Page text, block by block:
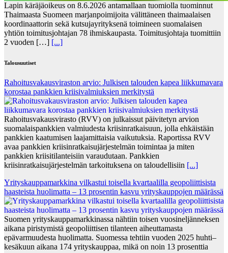
Lapin käräjäoikeus on 8.6.2026 antamallaan tuomiolla tuominnut
Thaimaasta Suomeen marjanpoimijoita välittäneen thaimaalaisen
koordinaattorin sekä kutsujayrityksenä toimineen suomalaisen
yhtiön toimitusjohtajan 78 ihmiskaupasta. Toimitusjohtaja tuomittiin
2 vuoden […] [...]
Talousuutiset
Rahoitusvakausviraston arvio: Julkisen talouden kapea liikkumavara
korostaa pankkien kriisivalmiuksien merkitystä
Rahoitusvakausvirasto (RVV) on julkaissut päivitetyn arvion
suomalaispankkien valmiudesta kriisinratkaisuun, jolla ehkäistään
pankkien kaatumisen laajamittaisia vaikutuksia. Raportissa RVV
avaa pankkien kriisinratkaisujärjestelmän toimintaa ja miten
pankkien kriisitilanteisiin varaudutaan. Pankkien
kriisinratkaisujärjestelmän tarkoituksena on taloudellisiin [...]
Yrityskauppamarkkina vilkastui toisella kvartaalilla geopoliittisista
haasteista huolimatta – 13 prosentin kasvu yrityskauppojen määrässä
Suomen yrityskauppamarkkinassa nähtiin toisen vuosineljänneksen
aikana piristymistä geopoliittisen tilanteen aiheuttamasta
epävarmuudesta huolimatta. Suomessa tehtiin vuoden 2025 huhti–
kesäkuun aikana 174 yrityskauppaa, mikä on noin 13 prosenttia